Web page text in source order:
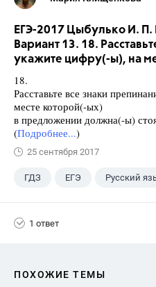
ЕГЭ-2017 Цыбулько И. П.
Вариант 13. 18.
укажите цифру(-ы), на
18.
Расставьте все знаки
месте которой(-ых)
в предложении должна(-ы)
(Подробнее...)
25 сентября 2017
ГДЗ ЕГЭ Русский
1 ответ
ПОХОЖИЕ ТЕМЫ